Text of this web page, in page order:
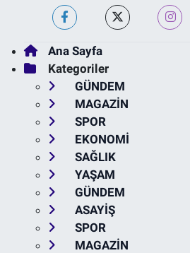
Ana Sayfa
Kategoriler
GÜNDEM
MAGAZİN
SPOR
EKONOMİ
SAĞLIK
YAŞAM
GÜNDEM
ASAYİŞ
SPOR
MAGAZİN